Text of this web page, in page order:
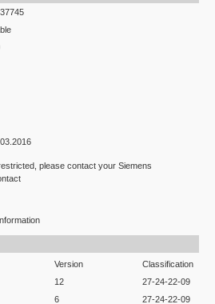
please contact your Siemens
Version
Classification
12
27-24-22-09
6
27-24-22-09